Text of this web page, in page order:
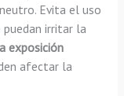
Evita el uso
irritar la
exposición
afectar la